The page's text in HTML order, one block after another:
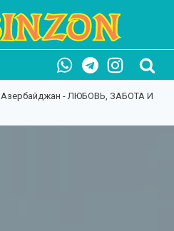
Азербайджан - ЛЮБОВЬ, ЗАБОТА И